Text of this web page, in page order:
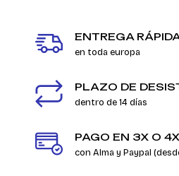
ENTREGA
en toda europa
PLAZO DE
dentro de 14 días
PAGO EN 3X O 4X
con Alma y Paypal